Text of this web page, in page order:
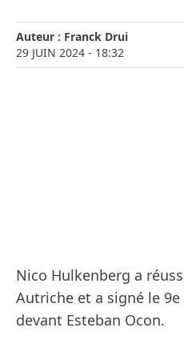
Auteur : Franck Drui
29 JUIN 2024 - 18:32
Nico Hulkenberg a
Autriche et a signé le 9e
devant Esteban Ocon.